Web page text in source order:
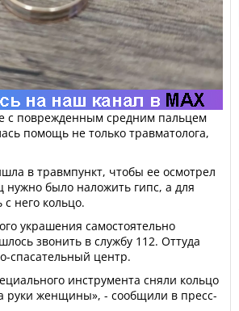
с поврежденным средним пальцем
помощь не только травматолога,
в травмпункт, чтобы ее осмотрел
было наложить гипс, а для
с него кольцо.
украшения самостоятельно
звонить в службу 112. Оттуда
спасательный центр.
инструмента сняли кольцо
руки женщины», - сообщили в пресс-